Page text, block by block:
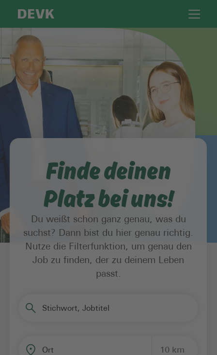
Finde deinen
Platz bei uns!
Du weißt schon ganz genau, was du
suchst? Dann bist du hier genau richtig.
Nutze die Filterfunktion, um genau den
Job zu finden, der zu deinem Leben
passt.
Stichwort, Jobtitel
Ort 10 km